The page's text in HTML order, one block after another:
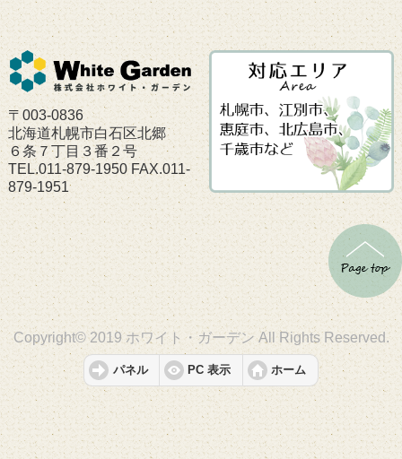
〒003-0836
北海道札幌市白石区北郷
６条７丁目３番２号
TEL.011-879-1950 FAX.011-
879-1951
Copyright© 2019 ホワイト・ガーデン All Rights Reserved.
パネル PC 表示 ホーム